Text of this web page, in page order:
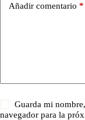
Añadir comentario *
Guarda mi
navegador para la